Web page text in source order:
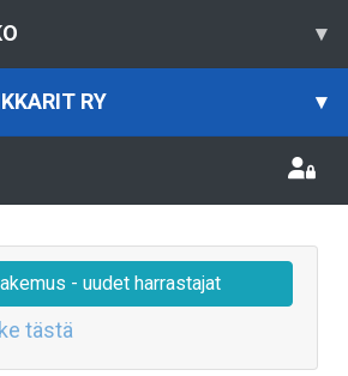
▾
RY ▾
- uudet harrastajat
tästä